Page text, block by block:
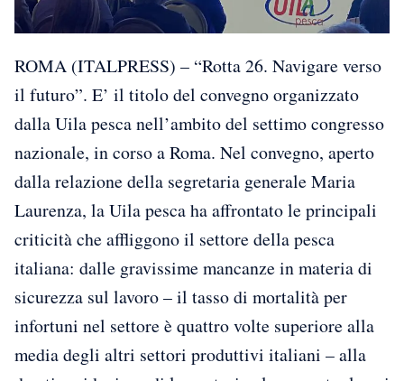
ROMA (ITALPRESS) – “Rotta 26. Navigare verso
il futuro”. E’ il titolo del convegno organizzato
dalla Uila pesca nell’ambito del settimo congresso
nazionale, in corso a Roma. Nel convegno, aperto
dalla relazione della segretaria generale Maria
Laurenza, la Uila pesca ha affrontato le principali
criticità che affliggono il settore della pesca
italiana: dalle gravissime mancanze in materia di
sicurezza sul lavoro – il tasso di mortalità per
infortuni nel settore è quattro volte superiore alla
media degli altri settori produttivi italiani – alla